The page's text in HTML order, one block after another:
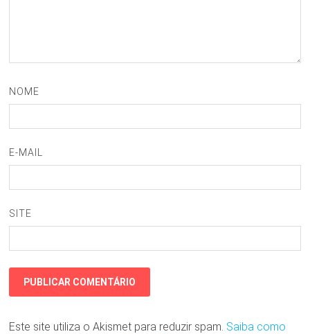
NOME
E-MAIL
SITE
Este site utiliza o Akismet para reduzir spam. Saiba como